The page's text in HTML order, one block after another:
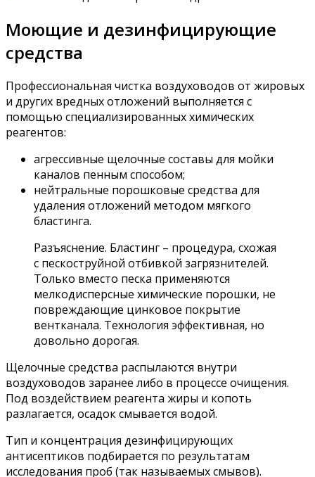
Моющие и дезинфицирующие
средства
Профессиональная чистка воздуховодов от жировых
и других вредных отложений выполняется с
помощью специализированных химических
реагентов:
агрессивные щелочные составы для мойки
каналов пенным способом;
нейтральные порошковые средства для
удаления отложений методом мягкого
бластинга.
Разъяснение. Бластинг – процедура, схожая
с пескоструйной отбивкой загрязнителей.
Только вместо песка применяются
мелкодисперсные химические порошки, не
повреждающие цинковое покрытие
вентканала. Технология эффективная, но
довольно дорогая.
Щелочные средства распылаются внутри
воздуховодов заранее либо в процессе очищения.
Под воздействием реагента жиры и копоть
разлагается, осадок смывается водой.
Тип и концентрация дезинфицирующих
антисептиков подбирается по результатам
исследования проб (так называемых смывов).